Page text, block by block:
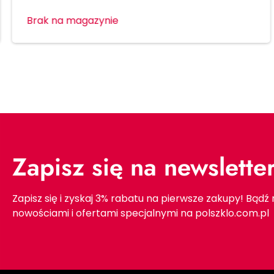
Brak na magazynie
Zapisz się na
Zapisz się i zyskaj 3% rabatu na pierwsze zakupy!
nowościami i ofertami specjalnymi na polszklo.com.pl